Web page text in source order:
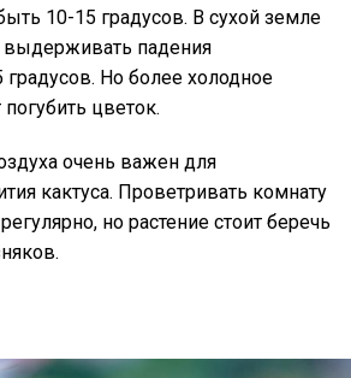
10-15 градусов. В сухой земле
выдерживать падения
Но более холодное
цветок.
очень важен для
кактуса. Проветривать комнату
но растение стоит беречь